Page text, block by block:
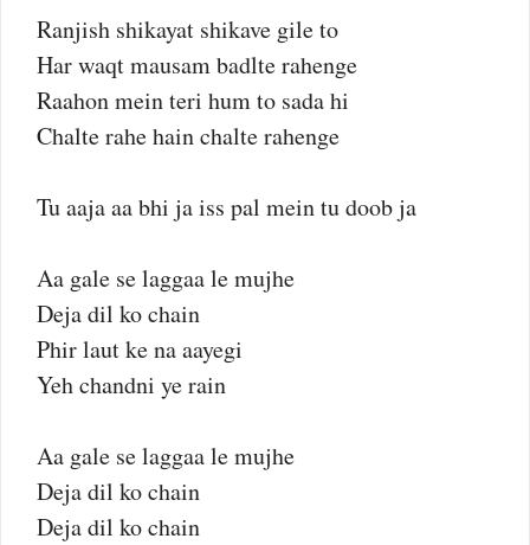
Ranjish shikayat shikave gile to
Har waqt mausam badlte rahenge
Raahon mein teri hum to sada hi
Chalte rahe hain chalte rahenge
Tu aaja aa bhi ja iss pal mein tu doob ja
Aa gale se laggaa le mujhe
Deja dil ko chain
Phir laut ke na aayegi
Yeh chandni ye rain
Aa gale se laggaa le mujhe
Deja dil ko chain
Deja dil ko chain